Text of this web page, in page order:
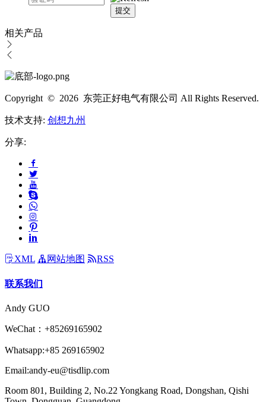
提交
相关产品
Copyright © 2026 东莞正好电气有限公司 All Rights Reserved.
技术支持: 创想九州
分享:
XML 网站地图 RSS
联系我们
Andy GUO
WeChat：+85269165902
Whatsapp:+85 269165902
Email:andy-eu@tisdlip.com
Room 801, Building 2, No.22 Yongkang Road, Dongshan, Qishi